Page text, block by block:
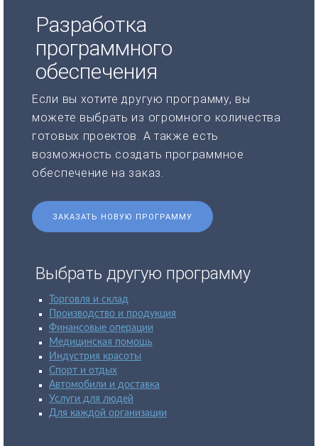
Разработка
программного
обеспечения
Если вы хотите другую программу, вы
можете выбрать из огромного количества
готовых проектов. А также есть
возможность создать программное
обеспечение на заказ.
ЗАКАЗАТЬ НОВУЮ ПРОГРАММУ
Выбрать другую программу
Торговля и склад
Производство и продукция
Финансовые операции
Медицинская помощь
Индустрия красоты
Спорт и отдых
Автомобили и доставка
Услуги для людей
Для каждой организации